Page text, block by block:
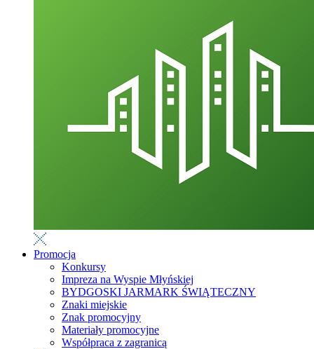
Promocja
Konkursy
Impreza na Wyspie Młyńskiej
BYDGOSKI JARMARK ŚWIĄTECZNY
Znaki miejskie
Znak promocyjny
Materiały promocyjne
Współpraca z zagranicą